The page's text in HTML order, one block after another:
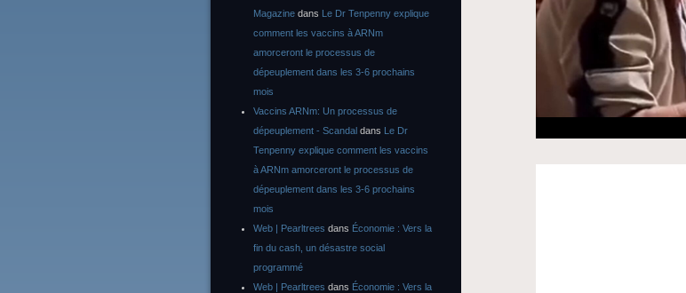
Magazine dans Le Dr Tenpenny explique
comment les vaccins à ARNm
amorceront le processus de
dépeuplement dans les 3-6 prochains
mois
Vaccins ARNm: Un processus de
dépeuplement - Scandal dans Le Dr
Tenpenny explique comment les vaccins
à ARNm amorceront le processus de
dépeuplement dans les 3-6 prochains
mois
Web | Pearltrees dans Économie : Vers la
fin du cash, un désastre social
programmé
Web | Pearltrees dans Économie : Vers la